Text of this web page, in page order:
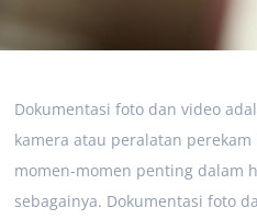
Dokumentasi foto dan video
kamera atau peralatan
momen-momen penting dalam
sebagainya. Dokumentasi foto